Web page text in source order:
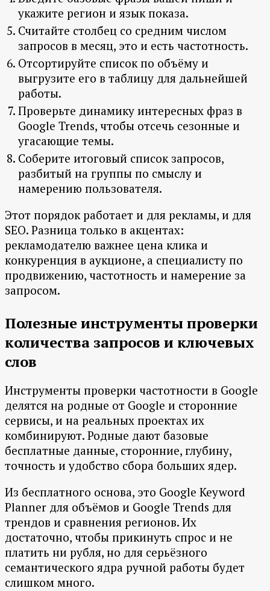
укажите регион и язык показа.
Считайте столбец со средним числом
запросов в месяц, это и есть частотность.
Отсортируйте список по объёму и
выгрузите его в таблицу для дальнейшей
работы.
Проверьте динамику интересных фраз в
Google Trends, чтобы отсечь сезонные и
угасающие темы.
Соберите итоговый список запросов,
разбитый на группы по смыслу и
намерению пользователя.
Этот порядок работает и для рекламы, и для
SEO. Разница только в акцентах:
рекламодателю важнее цена клика и
конкуренция в аукционе, а специалисту по
продвижению, частотность и намерение за
запросом.
Полезные инструменты проверки
количества запросов и ключевых
слов
Инструменты проверки частотности в Google
делятся на родные от Google и сторонние
сервисы, и на реальных проектах их
комбинируют. Родные дают базовые
бесплатные данные, сторонние, глубину,
точность и удобство сбора больших ядер.
Из бесплатного основа, это Google Keyword
Planner для объёмов и Google Trends для
трендов и сравнения регионов. Их
достаточно, чтобы прикинуть спрос и не
платить ни рубля, но для серьёзного
семантического ядра ручной работы будет
слишком много.